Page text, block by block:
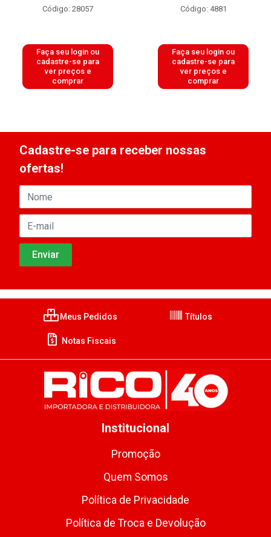
Código: 28057
Faça seu login ou
cadastre-se para
ver preços e
comprar
Código: 4881
Faça seu login ou
cadastre-se para
ver preços e
comprar
Cadastre-se para receber nossas
ofertas!
Meus Pedidos Títulos
Notas Fiscais
Institucional
Promoção
Quem Somos
Política de Privacidade
Política de Troca e Devolução